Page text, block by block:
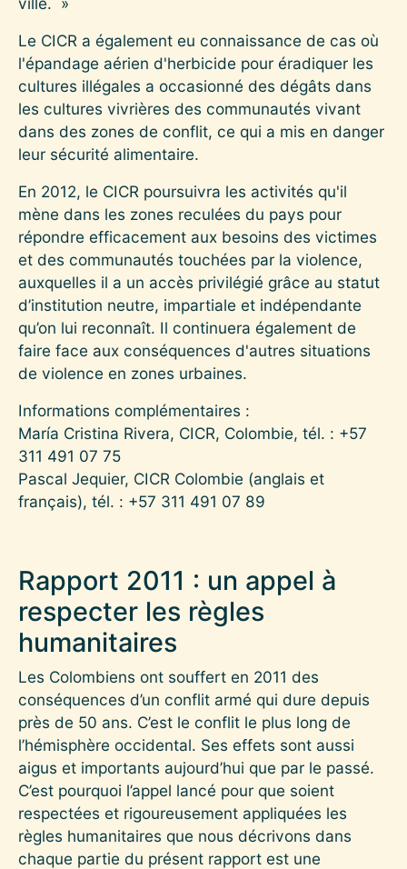
Le CICR a également eu connaissance de cas où
l'épandage aérien d'herbicide pour éradiquer les
cultures illégales a occasionné des dégâts dans
les cultures vivrières des communautés vivant
dans des zones de conflit, ce qui a mis en danger
leur sécurité alimentaire.
En 2012, le CICR poursuivra les activités qu'il
mène dans les zones reculées du pays pour
répondre efficacement aux besoins des victimes
et des communautés touchées par la violence,
auxquelles il a un accès privilégié grâce au statut
d’institution neutre, impartiale et indépendante
qu’on lui reconnaît. Il continuera également de
faire face aux conséquences d'autres situations
de violence en zones urbaines.
Informations complémentaires :
María Cristina Rivera, CICR, Colombie, tél. : +57
311 491 07 75
Pascal Jequier, CICR Colombie (anglais et
français), tél. : +57 311 491 07 89
Rapport 2011 : un appel à
respecter les règles
humanitaires
Les Colombiens ont souffert en 2011 des
conséquences d’un conflit armé qui dure depuis
près de 50 ans. C’est le conflit le plus long de
l’hémisphère occidental. Ses effets sont aussi
aigus et importants aujourd’hui que par le passé.
C’est pourquoi l’appel lancé pour que soient
respectées et rigoureusement appliquées les
règles humanitaires que nous décrivons dans
chaque partie du présent rapport est une